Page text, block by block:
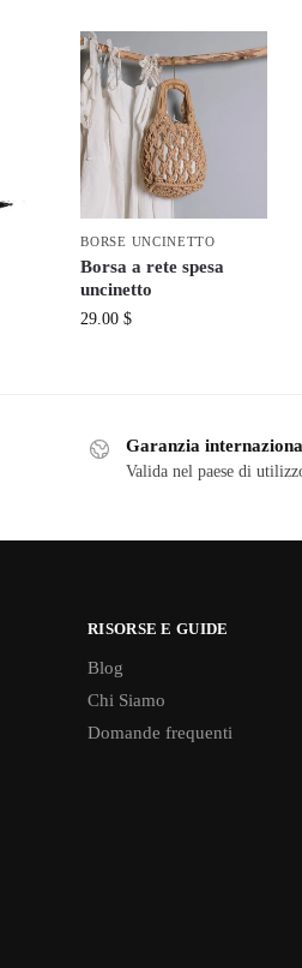
BORSE UNCINETTO
Borsa a rete spesa
uncinetto
29.00$
Garanzia
Valida nel paese di
RISORSE E GUIDE
Blog
Chi Siamo
Domande frequenti